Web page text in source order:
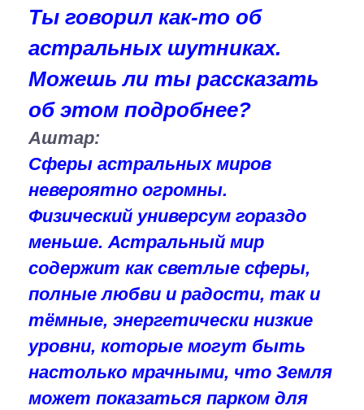
Ты говорил как-то об
астральных шутниках.
Можешь ли ты рассказать
об этом подробнее?
Аштар:
Сферы астральных миров
невероятно огромны.
Физический универсум гораздо
меньше. Астральный мир
содержит как светлые сферы,
полные любви и радости, так и
тёмные, энергетически низкие
уровни, которые могут быть
настолько мрачными, что Земля
может показаться парком для